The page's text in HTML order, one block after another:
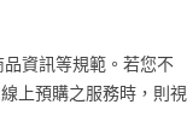
結算日後寄送繳費提
大直營門市／銀行轉
至「AFTEE先享後付」
帳。
資訊等規範。若您不
上預購之服務時，則視